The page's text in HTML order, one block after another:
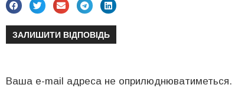
ЗАЛИШИТИ ВІДПОВІДЬ
Ваша e-mail адреса не оприлюднюватиметься.